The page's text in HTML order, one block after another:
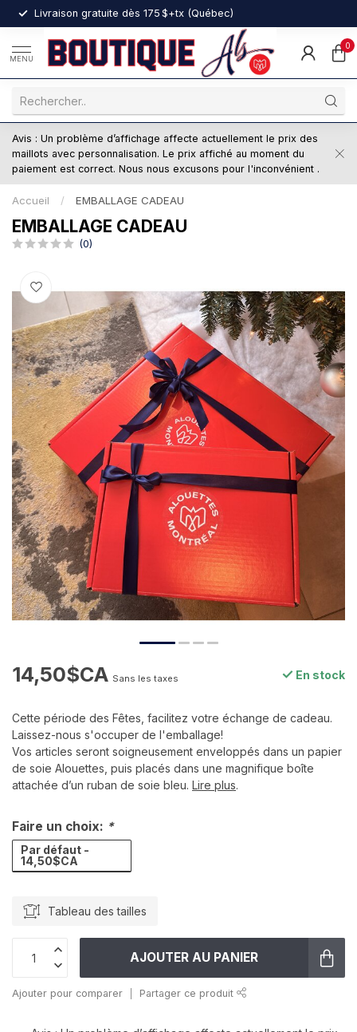
Livraison gratuite dès 175 $+tx (Québec)
MENU
0
Avis : Un problème d’affichage affecte actuellement le prix des
maillots avec personnalisation. Le prix affiché au moment du
paiement est correct. Nous nous excusons pour l'inconvénient .
Accueil / EMBALLAGE CADEAU
EMBALLAGE CADEAU
(0)
14,50$CA Sans les taxes En stock
Cette période des Fêtes, facilitez votre échange de cadeau.
Laissez-nous s'occuper de l'emballage!
Vos articles seront soigneusement enveloppés dans un papier
de soie Alouettes, puis placés dans une magnifique boîte
attachée d’un ruban de soie bleu. Lire plus.
Faire un choix: *
Par défaut -
14,50$CA
Tableau des tailles
AJOUTER AU PANIER
Ajouter pour comparer Partager ce produit